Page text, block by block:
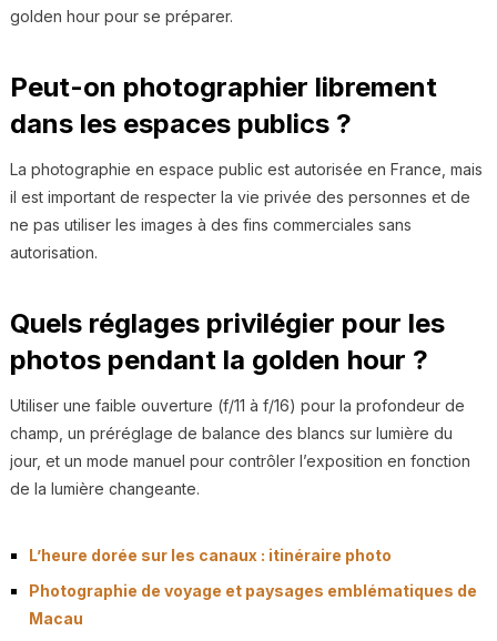
golden hour pour se préparer.
Peut-on photographier librement
dans les espaces publics ?
La photographie en espace public est autorisée en France, mais
il est important de respecter la vie privée des personnes et de
ne pas utiliser les images à des fins commerciales sans
autorisation.
Quels réglages privilégier pour les
photos pendant la golden hour ?
Utiliser une faible ouverture (f/11 à f/16) pour la profondeur de
champ, un préréglage de balance des blancs sur lumière du
jour, et un mode manuel pour contrôler l’exposition en fonction
de la lumière changeante.
L’heure dorée sur les canaux : itinéraire photo
Photographie de voyage et paysages emblématiques de
Macau